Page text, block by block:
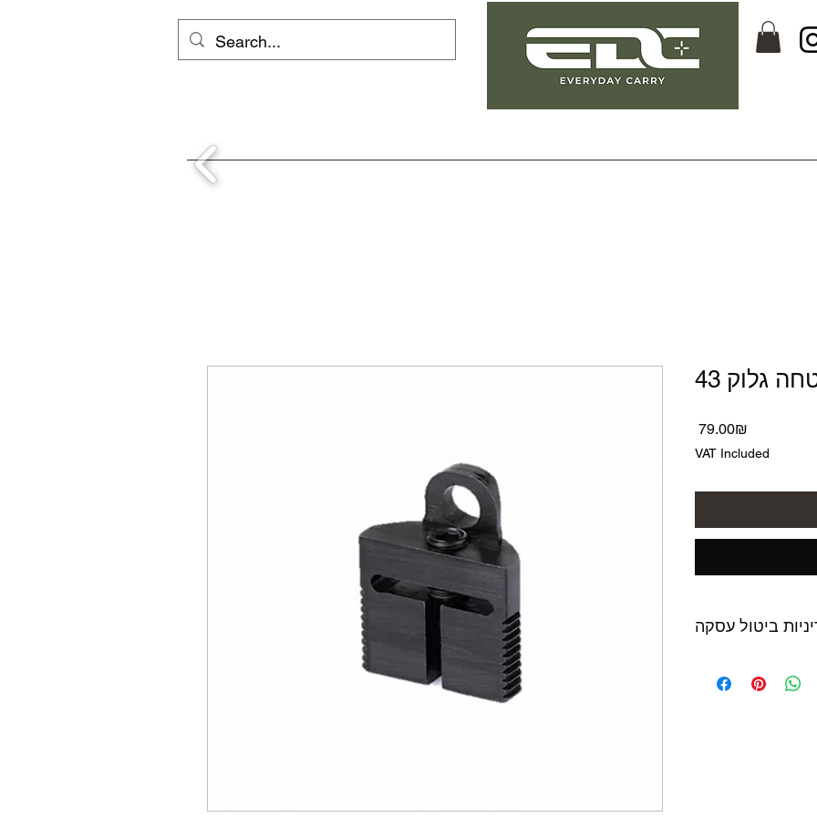
‏79.00 ‏₪
VAT Included
ביטול עסקה
המוצר באריזתו המקורית ולא יאוחר מ14 יום מתאריך